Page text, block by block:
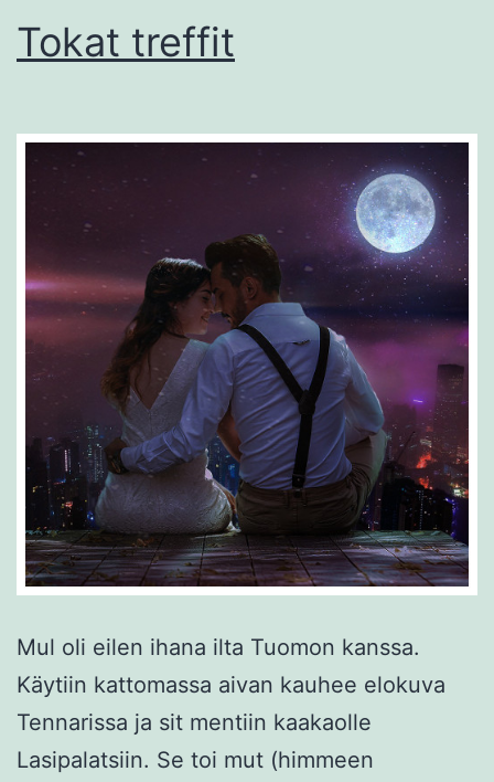
Tokat treffit
Mul oli eilen ihana ilta Tuomon kanssa.
Käytiin kattomassa aivan kauhee elokuva
Tennarissa ja sit mentiin kaakaolle
Lasipalatsiin. Se toi mut (himmeen